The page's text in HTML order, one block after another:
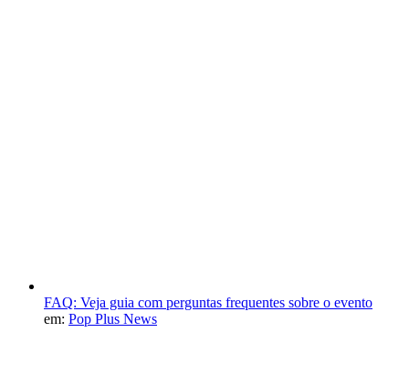
FAQ: Veja guia com perguntas frequentes sobre o evento
em: Pop Plus News